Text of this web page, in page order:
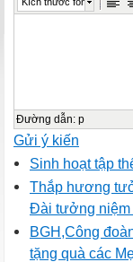
Đường dẫn: p
Gửi ý kiến
Sinh hoạt tập
Thắp hương
Đài tưởng niệm
BGH,Công
tặng quà các